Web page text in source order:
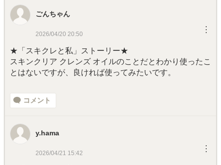
ごんちゃん
2026/04/20 20:50 ︙
★「スキクレと私」ストーリー★
スキンクリア クレンズ オイルのことだとわかり使ったこ
とはないですが、良ければ使ってみたいです。
コメント
y.hama
2026/04/21 15:42 ︙